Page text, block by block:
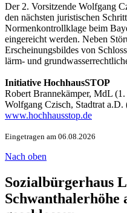
Der 2. Vorsitzende Wolfgang
den nächsten juristischen
Normenkontrollklage beim
eingereicht werden. Neben
Erscheinungsbildes von
lärm- und
Initiative HochhausSTOP
Robert Brannekämper, MdL
Wolfgang Czisch, Stadtrat a.D.
www.hochhausstop.de
Eingetragen am 06.08.2026
Nach oben
Sozialbürgerhaus
Schwanthalerhöhe